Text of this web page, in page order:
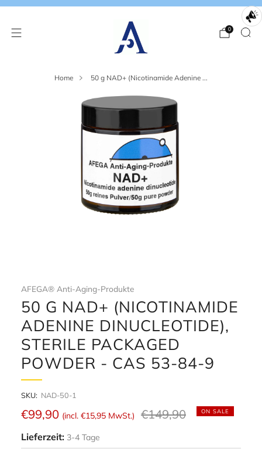
0
Home 50 g NAD+ (Nicotinamide Adenine ...
AFEGA® Anti-Aging-Produkte
50 G NAD+ (NICOTINAMIDE
ADENINE DINUCLEOTIDE),
STERILE PACKAGED
POWDER - CAS 53-84-9
SKU: NAD-50-1
Regular
price
€99,90 (incl. €15,95 MwSt.)
Sale
€149,90 ON SALE
Lieferzeit: 3-4 Tage